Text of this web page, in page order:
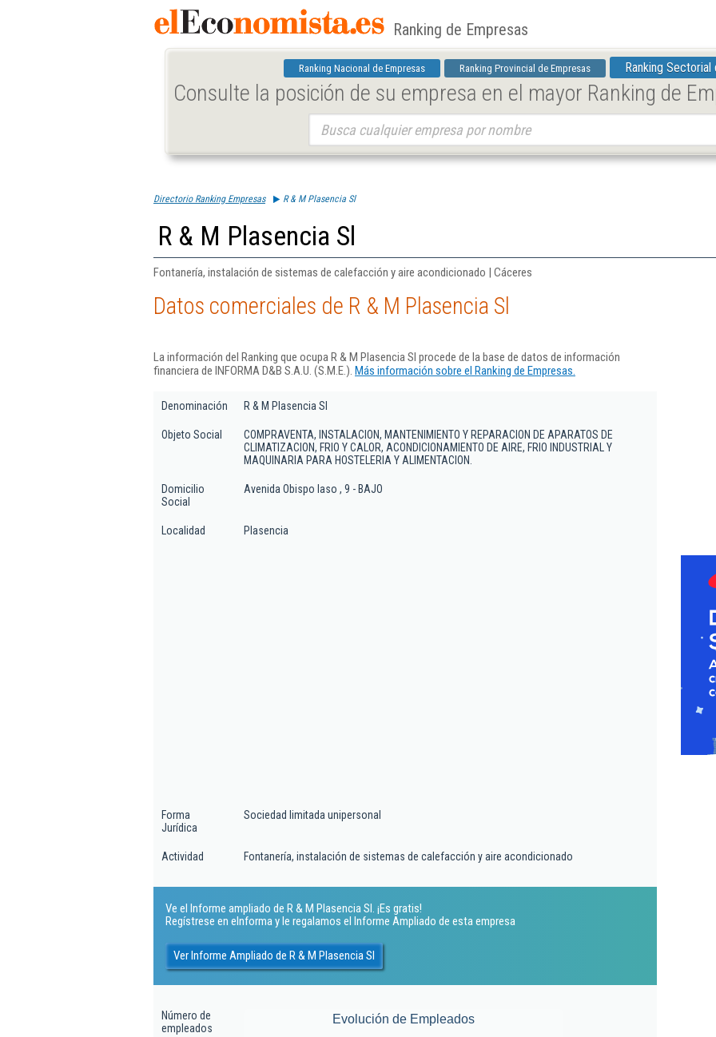
Ranking de Empresas
Ranking Nacional de Empresas Ranking Provincial de Empresas Ranking Sectorial
Consulte la posición de su empresa en el mayor Ranking de
Directorio Ranking Empresas R & M Plasencia Sl
R & M Plasencia Sl
Fontanería, instalación de sistemas de calefacción y aire acondicionado | Cáceres
Datos comerciales de R & M Plasencia Sl
La información del Ranking que ocupa R & M Plasencia Sl procede de la base de datos de información
financiera de INFORMA D&B S.A.U. (S.M.E.). Más información sobre el Ranking de Empresas.
Denominación R & M Plasencia Sl
Objeto Social
COMPRAVENTA, INSTALACION, MANTENIMIENTO Y REPARACION DE APARATOS DE
CLIMATIZACION, FRIO Y CALOR, ACONDICIONAMIENTO DE AIRE, FRIO INDUSTRIAL Y
MAQUINARIA PARA HOSTELERIA Y ALIMENTACION.
Domicilio
Social
Avenida Obispo laso , 9 - BAJO
Localidad Plasencia
Forma
Jurídica
Sociedad limitada unipersonal
Actividad Fontanería, instalación de sistemas de calefacción y aire acondicionado
Ve el Informe ampliado de R & M Plasencia Sl. ¡Es gratis!
Regístrese en eInforma y le regalamos el Informe Ampliado de esta empresa
Ver Informe Ampliado de R & M Plasencia Sl
Número de
empleados
Evolución de Empleados